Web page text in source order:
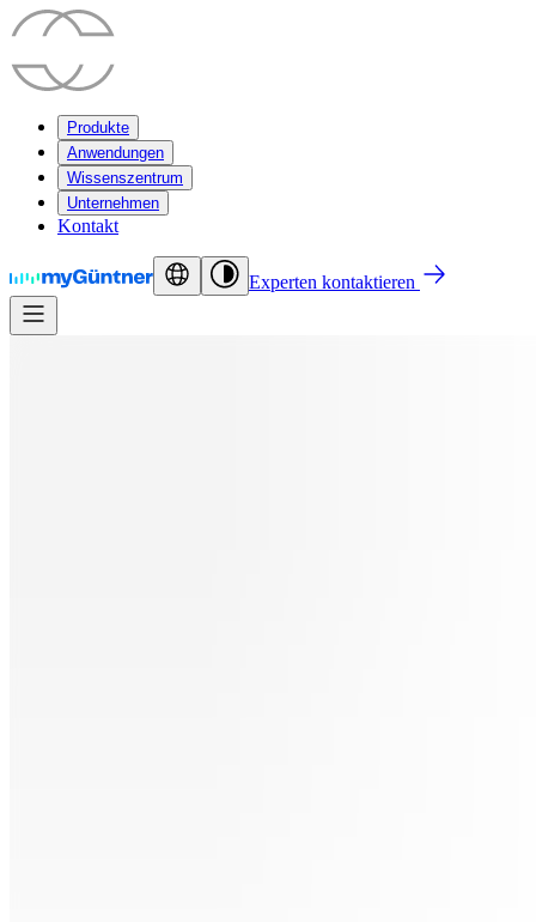
Produkte
Anwendungen
Wissenszentrum
Unternehmen
Kontakt
Experten kontaktieren